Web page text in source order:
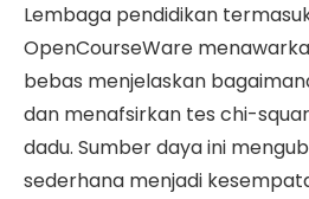
Lembaga pendidikan
OpenCourseWare
bebas menjelaskan
dan menafsirkan tes chi-
dadu. Sumber daya ini
sederhana menjadi